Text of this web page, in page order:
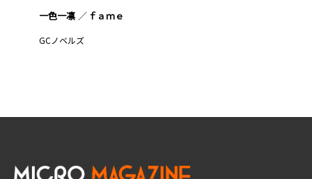
一色一凛 ｆａｍｅ
GCノベルズ